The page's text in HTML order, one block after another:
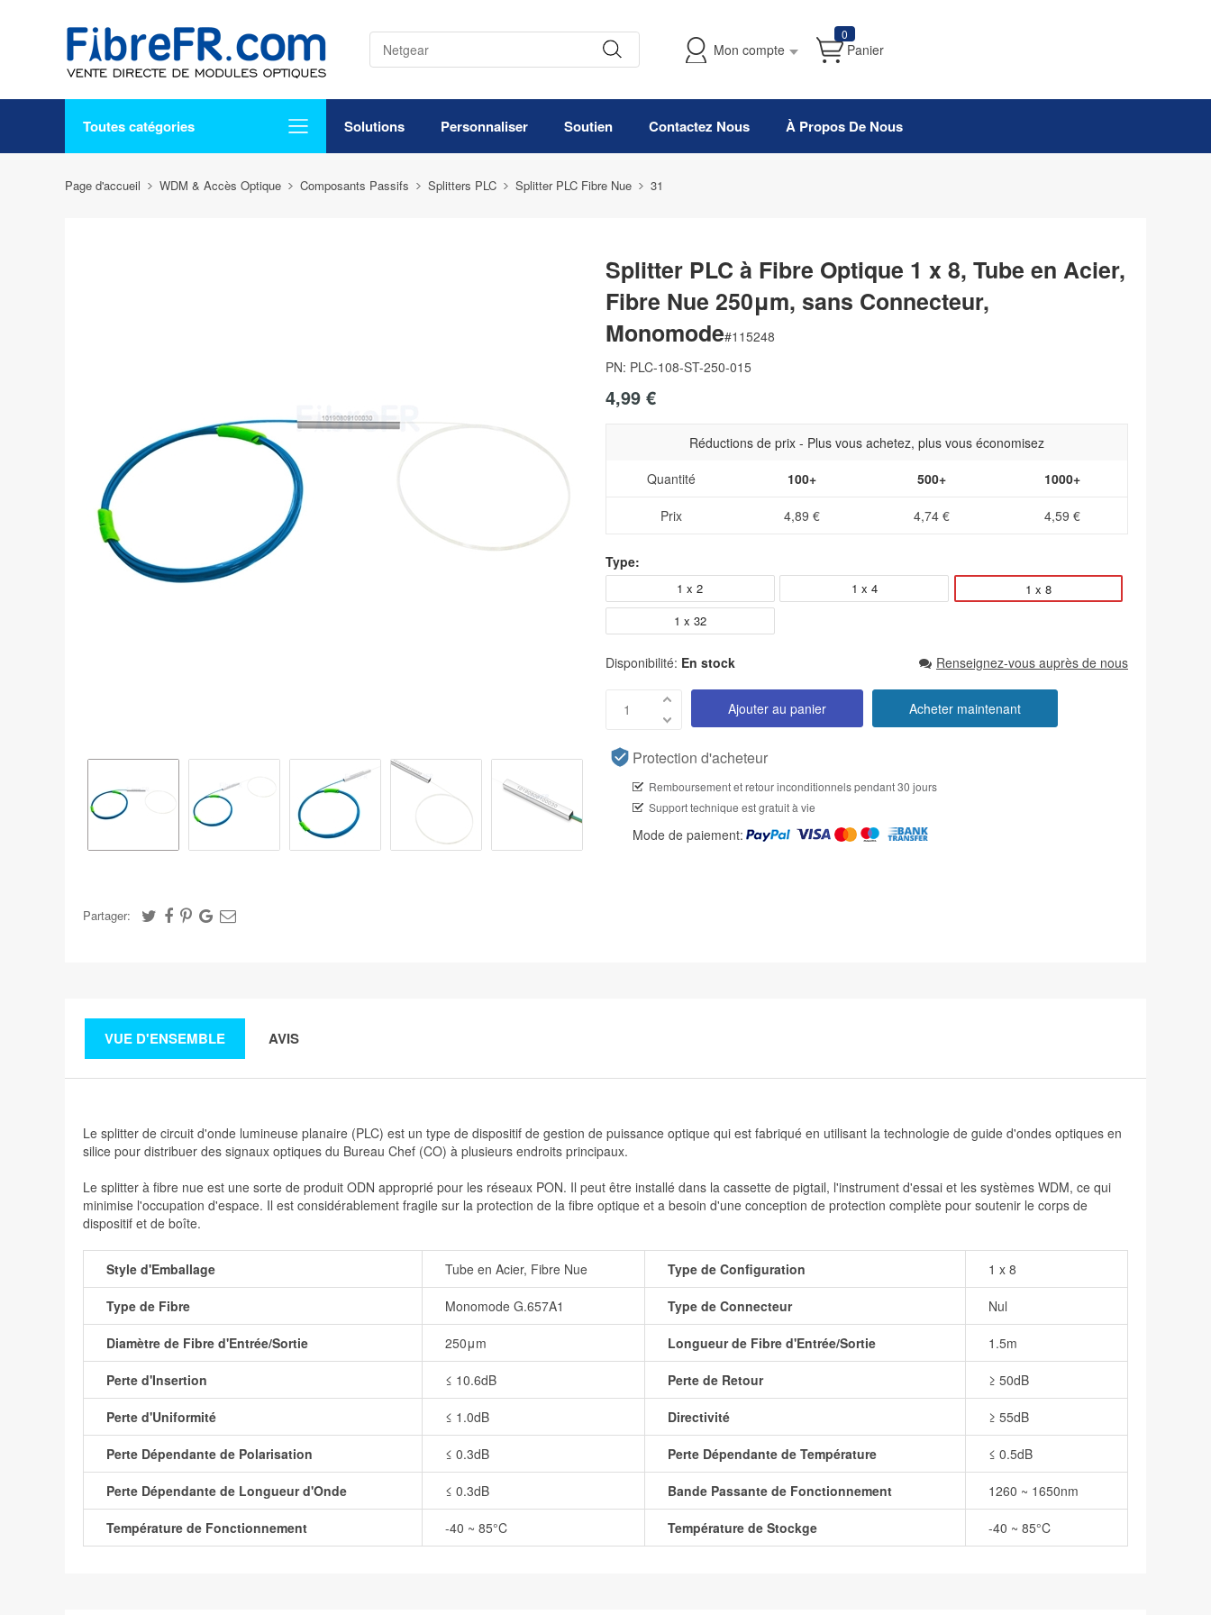
Mon compte
0
Panier
Toutes catégories Solutions Personnaliser Soutien Contactez Nous À Propos De Nous
Page d'accueil WDM & Accès Optique Composants Passifs Splitters PLC Splitter PLC Fibre Nue 31
Partager:
Splitter PLC à Fibre Optique 1 x 8, Tube en Acier,
Fibre Nue 250μm, sans Connecteur,
Monomode#115248
PN: PLC-108-ST-250-015
4,99 €
Réductions de prix - Plus vous achetez, plus vous économisez
Quantité
100+ 500+ 1000+
Prix 4,89 € 4,74 € 4,59 €
Type:
1 x 2 1 x 4
1 x 8
1 x 32
Disponibilité: En stock Renseignez-vous auprès de nous
Ajouter au panier Acheter maintenant
Protection d'acheteur
Remboursement et retour inconditionnels pendant 30 jours
Support technique est gratuit à vie
Mode de paiement:
VUE D'ENSEMBLE AVIS
Le splitter de circuit d'onde lumineuse planaire (PLC) est un type de dispositif de gestion de puissance optique qui est fabriqué en utilisant la technologie de guide d'ondes optiques en
silice pour distribuer des signaux optiques du Bureau Chef (CO) à plusieurs endroits principaux.
Le splitter à fibre nue est une sorte de produit ODN approprié pour les réseaux PON. Il peut être installé dans la cassette de pigtail, l'instrument d'essai et les systèmes WDM, ce qui
minimise l'occupation d'espace. Il est considérablement fragile sur la protection de la fibre optique et a besoin d'une conception de protection complète pour soutenir le corps de
dispositif et de boîte.
Style d'Emballage Tube en Acier, Fibre Nue Type de Configuration 1 x 8
Type de Fibre Monomode G.657A1 Type de Connecteur Nul
Diamètre de Fibre d'Entrée/Sortie 250μm Longueur de Fibre d'Entrée/Sortie 1.5m
Perte d'Insertion ≤ 10.6dB Perte de Retour ≥ 50dB
Perte d'Uniformité ≤ 1.0dB Directivité ≥ 55dB
Perte Dépendante de Polarisation ≤ 0.3dB Perte Dépendante de Température ≤ 0.5dB
Perte Dépendante de Longueur d'Onde ≤ 0.3dB Bande Passante de Fonctionnement 1260 ~ 1650nm
Température de Fonctionnement -40 ~ 85°C Température de Stockge -40 ~ 85°C